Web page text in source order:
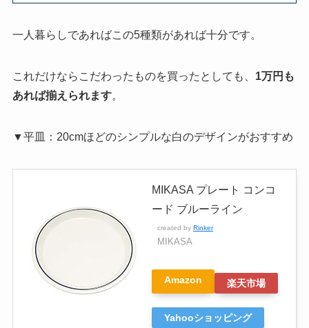
一人暮らしであればこの5種類があれば十分です。
これだけならこだわったものを買ったとしても、 1万円も
あれば揃えられます。
▼平皿：20cmほどのシンプルな白のデザインがおすすめ
MIKASA プレート コンコ
ード ブルーライン
created by Rinker
MIKASA
Amazon 楽天市場
Yahooショッピング